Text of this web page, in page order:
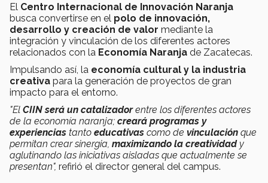
El Centro Internacional de Innovación Naranja
busca convertirse en el polo de innovación,
desarrollo y creación de valor mediante la
integración y vinculación de los diferentes actores
relacionados con la Economía Naranja de Zacatecas.
Impulsando así, la economía cultural y la industria
creativa para la generación de proyectos de gran
impacto para el entorno.
"El CIIN será un catalizadorentre los diferentes actores
de la economía naranja; creará programas y
experiencias tanto educativas como de vinculación que
permitan crear sinergia, maximizando la creatividady
aglutinando las iniciativas aisladas que actualmente se
presentan", refirió el director general del campus.